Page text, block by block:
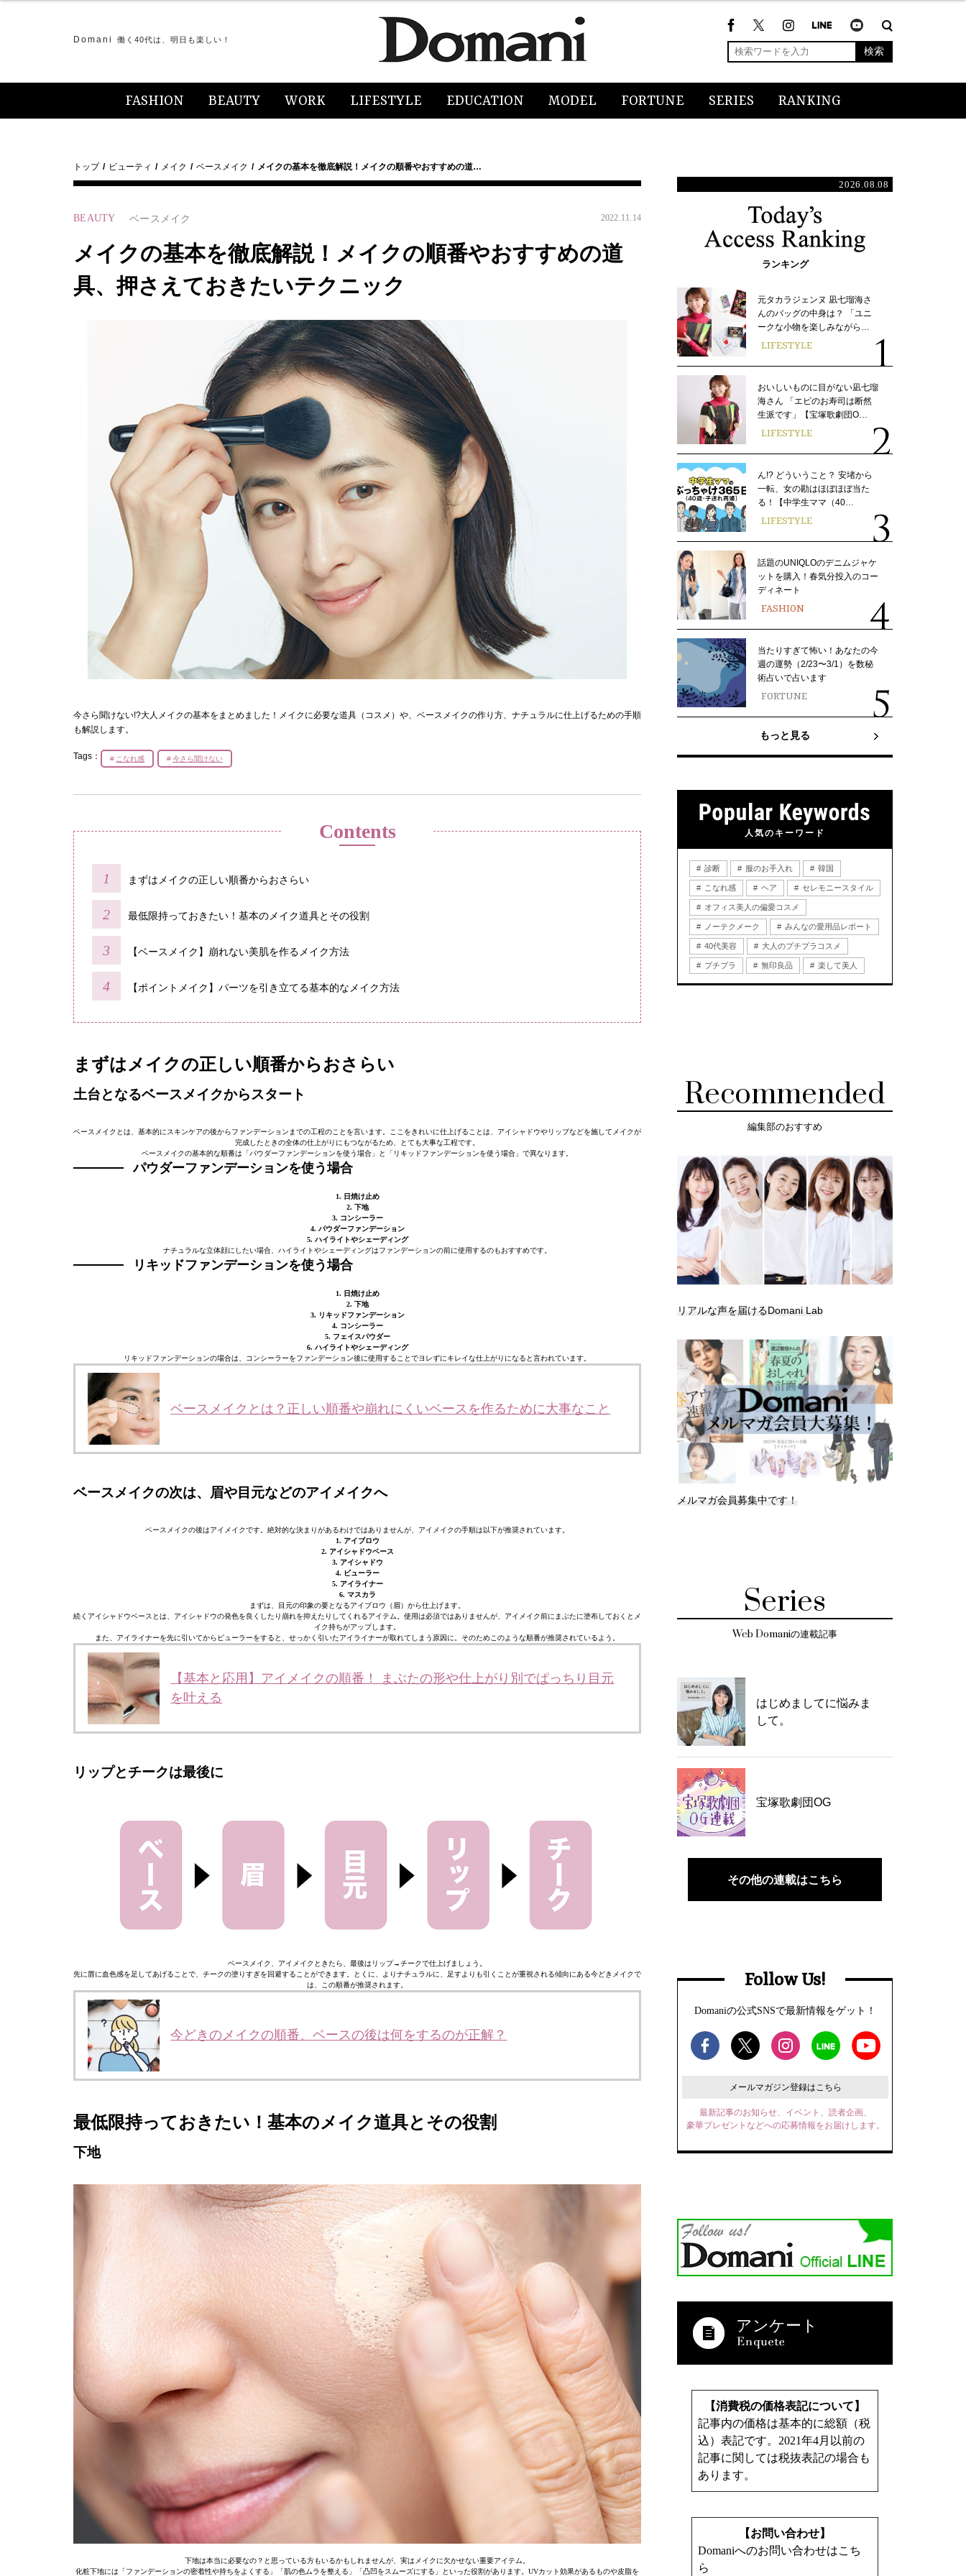
Domani 働く40代は、明日も楽しい！
検索
FASHION BEAUTY WORK LIFESTYLE EDUCATION MODEL FORTUNE SERIES RANKING
トップ ビューティ メイク ベースメイク メイクの基本を徹底解説！メイクの順番やおすすめの道…
BEAUTY ベースメイク 2022.11.14
メイクの基本を徹底解説！メイクの順番やおすすめの道
具、押さえておきたいテクニック
今さら聞けない!?大人メイクの基本をまとめました！メイクに必要な道具（コスメ）や、ベースメイクの作り方、ナチュラルに仕上げるための手順
も解説します。
Tags： こなれ感 今さら聞けない
Contents
まずはメイクの正しい順番からおさらい
最低限持っておきたい！基本のメイク道具とその役割
【ベースメイク】崩れない美肌を作るメイク方法
【ポイントメイク】パーツを引き立てる基本的なメイク方法
まずはメイクの正しい順番からおさらい
土台となるベースメイクからスタート
ベースメイクとは、基本的にスキンケアの後からファンデーションまでの工程のことを言います。ここをきれいに仕上げることは、アイシャドウやリップなどを施してメイクが
完成したときの全体の仕上がりにもつながるため、とても大事な工程です。
ベースメイクの基本的な順番は「パウダーファンデーションを使う場合」と「リキッドファンデーションを使う場合」で異なります。
パウダーファンデーションを使う場合
1. 日焼け止め
2. 下地
3. コンシーラー
4. パウダーファンデーション
5. ハイライトやシェーディング
ナチュラルな立体顔にしたい場合、ハイライトやシェーディングはファンデーションの前に使用するのもおすすめです。
リキッドファンデーションを使う場合
1. 日焼け止め
2. 下地
3. リキッドファンデーション
4. コンシーラー
5. フェイスパウダー
6. ハイライトやシェーディング
リキッドファンデーションの場合は、コンシーラーをファンデーション後に使用することでヨレずにキレイな仕上がりになると言われています。
ベースメイクとは？正しい順番や崩れにくいベースを作るために大事なこと
ベースメイクの次は、眉や目元などのアイメイクへ
ベースメイクの後はアイメイクです。絶対的な決まりがあるわけではありませんが、アイメイクの手順は以下が推奨されています。
1. アイブロウ
2. アイシャドウベース
3. アイシャドウ
4. ビューラー
5. アイライナー
6. マスカラ
まずは、目元の印象の要となるアイブロウ（眉）から仕上げます。
続くアイシャドウベースとは、アイシャドウの発色を良くしたり崩れを抑えたりしてくれるアイテム。使用は必須ではありませんが、アイメイク前にまぶたに塗布しておくとメ
イク持ちがアップします。
また、アイライナーを先に引いてからビューラーをすると、せっかく引いたアイライナーが取れてしまう原因に。そのためこのような順番が推奨されているよう。
【基本と応用】アイメイクの順番！ まぶたの形や仕上がり別でぱっちり目元
を叶える
リップとチークは最後に
ベースメイク、アイメイクときたら、最後はリップ→チークで仕上げましょう。
先に唇に血色感を足してあげることで、チークの塗りすぎを回避することができます。とくに、よりナチュラルに、足すよりも引くことが重視される傾向にある今どきメイクで
は、この順番が推奨されます。
今どきのメイクの順番、ベースの後は何をするのが正解？
最低限持っておきたい！基本のメイク道具とその役割
下地
下地は本当に必要なの？と思っている方もいるかもしれませんが、実はメイクに欠かせない重要アイテム。
化粧下地には「ファンデーションの密着性や持ちをよくする」「肌の色ムラを整える」「凸凹をスムーズにする」といった役割があります。UVカット効果があるものや皮脂を
2026.08.08
ランキング
元タカラジェンヌ 凪七瑠海さ
んのバッグの中身は？ 「ユニ
ークな小物を楽しみながら…
LIFESTYLE
おいしいものに目がない凪七瑠
海さん 「エビのお寿司は断然
生派です」【宝塚歌劇団O…
LIFESTYLE
ん!? どういうこと？ 安堵から
一転、女の勘はほぼほぼ当た
る！【中学生ママ（40…
LIFESTYLE
話題のUNIQLOのデニムジャケ
ットを購入！春気分投入のコー
ディネート
FASHION
当たりすぎて怖い！あなたの今
週の運勢（2/23〜3/1）を数秘
術占いで占います
FORTUNE
もっと見る
人気のキーワード
診断 服のお手入れ 韓国
こなれ感 ヘア セレモニースタイル
オフィス美人の偏愛コスメ
ノーテクメーク みんなの愛用品レポート
40代美容 大人のプチプラコスメ
プチプラ 無印良品 楽して美人
Recommended
編集部のおすすめ
リアルな声を届けるDomani Lab
メルマガ会員募集中です！
Series
Web Domaniの連載記事
はじめましてに悩みま
して。
宝塚歌劇団OG
その他の連載はこちら
Follow Us!
Domaniの公式SNSで最新情報をゲット！
メールマガジン登録はこちら
最新記事のお知らせ、イベント、読者企画、
豪華プレゼントなどへの応募情報をお届けします。
アンケート
【消費税の価格表記について】
記事内の価格は基本的に総額（税
込）表記です。2021年4月以前の
記事に関しては税抜表記の場合も
あります。
【お問い合わせ】
Domaniへのお問い合わせはこち
ら